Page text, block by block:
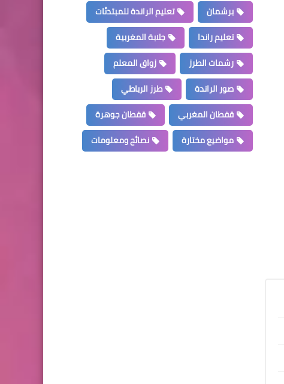
برشمان
تعليم الراندة للمبتدئات
تعليم راندا
جلابة المغربية
رشمات الطرز
زواق المعلم
صور الراندة
طرز الرباطي
قفطان المغربي
قفطان جوهرة
مواضيع مختارة
نصائح ومعلومات